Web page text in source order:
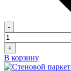
-
+
В корзину